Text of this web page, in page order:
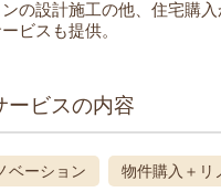
の設計施工の他、住宅購
ビスも提供。
ービスの内容
ベーション 物件購入＋リ